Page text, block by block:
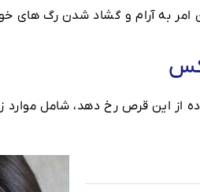
امر به آرام و گشاد شدن رگ های
از این قرص رخ دهد، شامل موارد